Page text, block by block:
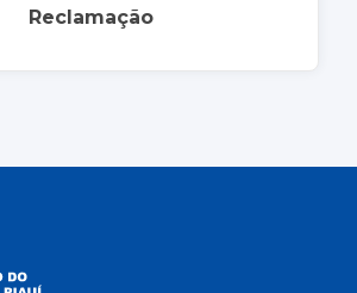
Reclamação